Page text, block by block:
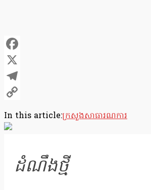
Facebook
X
Telegram
Link
In this article:ក្រសួងសាធារណការ
ដំណឹងថ្មី